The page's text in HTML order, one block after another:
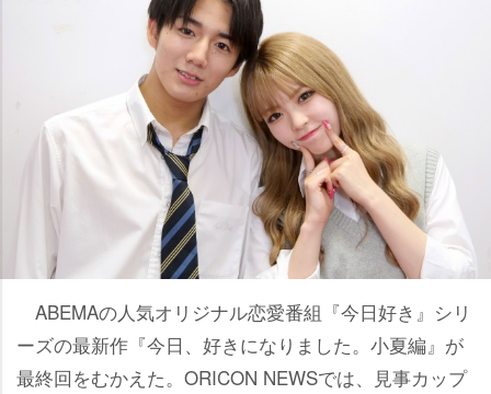
ABEMAの人気オリジナル恋愛番組『今日好き』シリ
ーズの最新作『今日、好きになりました。小夏編』が
最終回をむかえた。ORICON NEWSでは、見事カップ